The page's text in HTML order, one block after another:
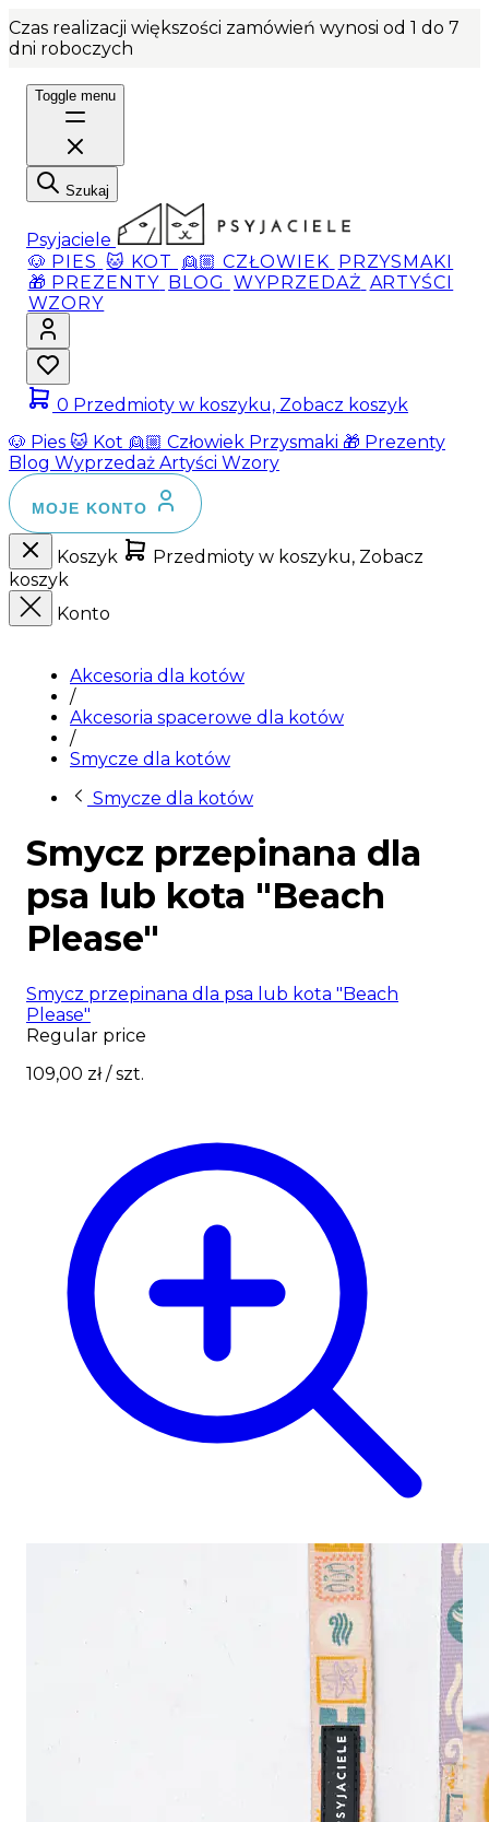
Czas realizacji większości zamówień wynosi od 1 do 7
dni roboczych
Toggle menu
Szukaj
Psyjaciele
🐶 PIES 🐱 KOT 👱🏼 CZŁOWIEK PRZYSMAKI
🎁 PREZENTY BLOG WYPRZEDAŻ ARTYŚCI
WZORY
0 Przedmioty w koszyku, Zobacz koszyk
🐶 Pies 🐱 Kot 👱🏼 Człowiek Przysmaki 🎁 Prezenty
Blog Wyprzedaż Artyści Wzory
MOJE KONTO
Koszyk
Przedmioty w koszyku, Zobacz
koszyk
Konto
Akcesoria dla kotów
/
Akcesoria spacerowe dla kotów
/
Smycze dla kotów
Smycze dla kotów
Smycz przepinana dla
psa lub kota "Beach
Please"
Smycz przepinana dla psa lub kota "Beach
Please"
Regular price
109,00 zł/ szt.